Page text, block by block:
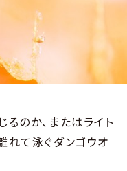
のか、またはライト
れて泳ぐダンゴウオ